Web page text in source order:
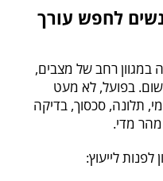
לחפש עורך
במגוון רחב של מצבים,
בפועל, לא מעט
תלונה, סכסוך, בדיקה
מדי.
לייעוץ: